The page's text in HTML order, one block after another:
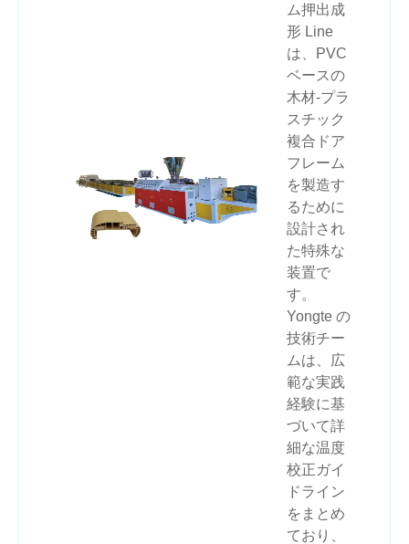
ム押出成
形 Line
は、PVC
ベースの
木材-プラ
スチック
複合ドア
フレーム
を製造す
るために
設計され
た特殊な
装置で
す。
Yongte の
技術チー
ムは、広
範な実践
経験に基
づいて詳
細な温度
校正ガイ
ドライン
をまとめ
ており、